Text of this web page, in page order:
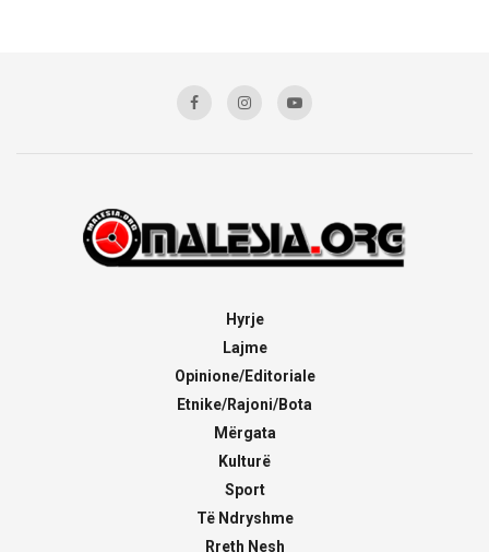
Hyrje
Lajme
Opinione/Editoriale
Etnike/Rajoni/Bota
Mërgata
Kulturë
Sport
Të Ndryshme
Rreth Nesh